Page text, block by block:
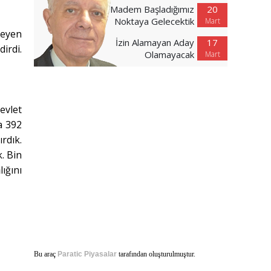
392
Bin
20
Mart
Madem Başladığımız
Noktaya Gelecektik
17
Mart
İzin Alamayan Aday
Olamayacak
Bu araç Paratic Piyasalar tarafından oluşturulmuştur.